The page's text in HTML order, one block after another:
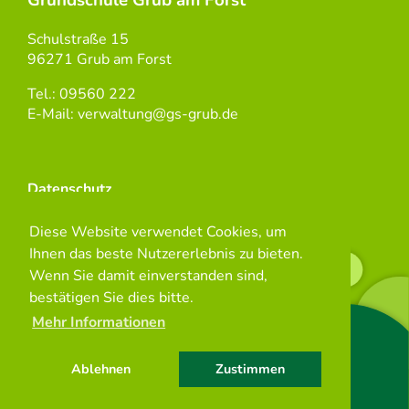
Diese Website verwendet Cookies, um
Ihnen das beste Nutzererlebnis zu bieten.
Wenn Sie damit einverstanden sind,
bestätigen Sie dies bitte.
Mehr Informationen
Ablehnen Zustimmen
Schulstraße 15
96271 Grub am Forst
Tel.: 09560 222
E-Mail: verwaltung@gs-grub.de
Datenschutz
Impressum
Kontakt